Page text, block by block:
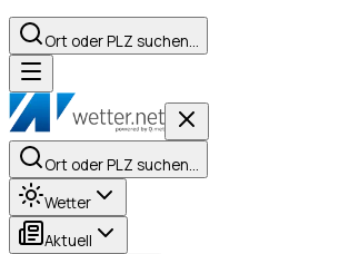
Ort oder PLZ suchen…
Ort oder PLZ suchen…
Wetter
Aktuell